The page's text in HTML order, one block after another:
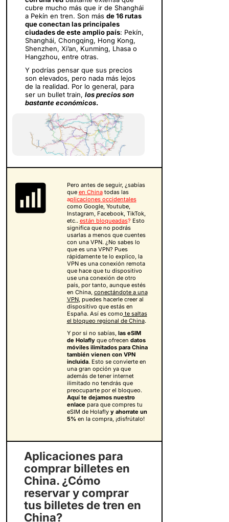
cubre mucho más que ir de Shanghái
a Pekín en tren. Son más de 16 rutas
que conectan las principales
ciudades de este amplio país: Pekín,
Shanghái, Chongqing, Hong Kong,
Shenzhen, Xi’an, Kunming, Lhasa o
Hangzhou, entre otras.
Y podrías pensar que sus precios
son elevados, pero nada más lejos
de la realidad. Por lo general, para
ser un bullet train, los precios son
bastante económicos.
Pero antes de seguir, ¿sabías
que en Chinatodas las
aplicaciones occidentales
como Google, Youtube,
Instagram, Facebook, TikTok,
etc.. están bloqueadas? Esto
significa que no podrás
usarlas a menos que cuentes
con una VPN. ¿No sabes lo
que es una VPN? Pues
rápidamente te lo explico, la
VPN es una conexión remota
que hace que tu dispositivo
use una conexión de otro
país, por tanto, aunque estés
en China, conectándote a una
VPN, puedes hacerle creer al
dispositivo que estás en
España. Así es como te saltas
el bloqueo regional de China.
Y por si no sabías, las eSIM
de Holaflyque ofrecen datos
móviles ilimitados para China
también vienen con VPN
incluida. Esto se convierte en
una gran opción ya que
además de tener internet
ilimitado no tendrás que
preocuparte por el bloqueo.
Aquí te dejamos nuestro
enlace para que compres tu
eSIM de Holafly y ahorrate un
5%en la compra, ¡disfrútalo!
Aplicaciones para
comprar billetes en
China. ¿Cómo
reservar y comprar
tus billetes de tren en
China?